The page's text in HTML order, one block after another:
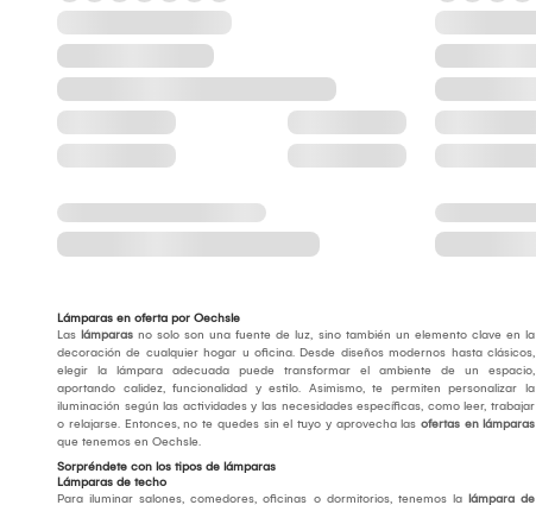
Lámparas en oferta por Oechsle
Las lámparas no solo son una fuente de luz, sino también un elemento clave en la
decoración de cualquier hogar u oficina. Desde diseños modernos hasta clásicos,
elegir la lámpara adecuada puede transformar el ambiente de un espacio,
aportando calidez, funcionalidad y estilo. Asimismo, te permiten personalizar la
iluminación según las actividades y las necesidades específicas, como leer, trabajar
o relajarse. Entonces, no te quedes sin el tuyo y aprovecha las ofertas en lámparas
que tenemos en Oechsle.
Sorpréndete con los tipos de lámparas
Lámparas de techo
Para iluminar salones, comedores, oficinas o dormitorios, tenemos la lámpara de